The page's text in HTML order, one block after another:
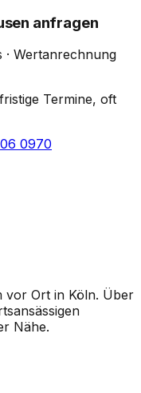
anfragen
· Wertanrechnung
Termine, oft
0970
vor Ort in Köln. Über
Nähe.